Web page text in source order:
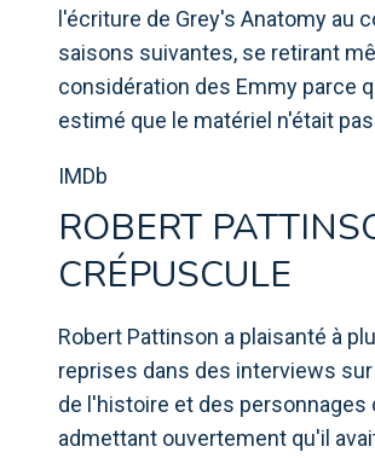
l'écriture de Grey's Anatomy au
saisons suivantes, se retirant
considération des Emmy parce
estimé que le matériel n'était
IMDb
ROBERT
CRÉPUSCULE
Robert Pattinson a plaisanté à
reprises dans des interviews
de l'histoire et des personnages
admettant ouvertement qu'il